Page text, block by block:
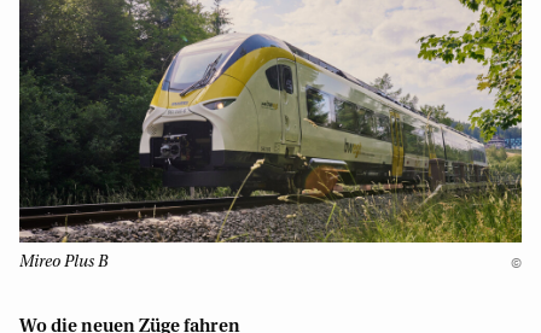
Mireo Plus B ©
Wo die neuen Züge fahren